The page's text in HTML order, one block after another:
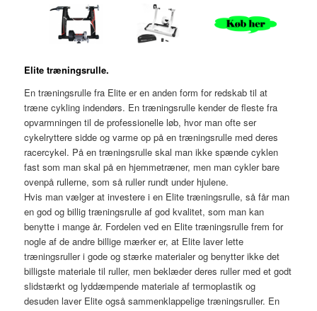
Elite træningsrulle.
En træningsrulle fra Elite er en anden form for redskab til at
træne cykling indendørs. En træningsrulle kender de fleste fra
opvarmningen til de professionelle løb, hvor man ofte ser
cykelryttere sidde og varme op på en træningsrulle med deres
racercykel. På en træningsrulle skal man ikke spænde cyklen
fast som man skal på en hjemmetræner, men man cykler bare
ovenpå rullerne, som så ruller rundt under hjulene.
Hvis man vælger at investere i en Elite træningsrulle, så får man
en god og billig træningsrulle af god kvalitet, som man kan
benytte i mange år. Fordelen ved en Elite træningsrulle frem for
nogle af de andre billige mærker er, at Elite laver lette
træningsruller i gode og stærke materialer og benytter ikke det
billigste materiale til ruller, men beklæder deres ruller med et godt
slidstærkt og lyddæmpende materiale af termoplastik og
desuden laver Elite også sammenklappelige træningsruller. En